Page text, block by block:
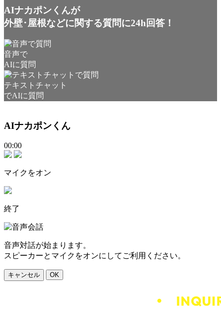
AIナカポンくんが
外壁･屋根などに関する質問に24h回答！
音声で
AIに質問
テキストチャット
でAIに質問
AIナカポンくん
00:00
マイクをオン
終了
音声対話が始まります。
スピーカーとマイクをオンにしてご利用ください。
キャンセル OK